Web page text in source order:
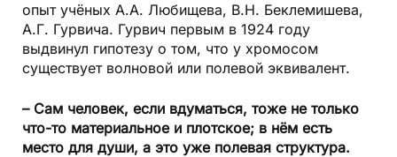
опыт учёных А.А. Любищева, В.Н. Беклемишева,
А.Г. Гурвича. Гурвич первым в 1924 году
выдвинул гипотезу о том, что у хромосом
существует волновой или полевой эквивалент.
– Сам человек, если вдуматься, тоже не только
что-то материальное и плотское; в нём есть
место для души, а это уже полевая структура.